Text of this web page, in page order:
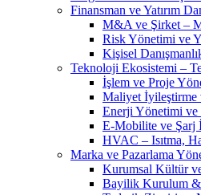
Finansman ve Yatırım
M&A ve Şirket –
Risk Yönetimi ve
Kişisel
Teknoloji Ekosistemi –
İşlem ve Proje
Maliyet İyileştirme
Enerji Yönetimi
E-Mobilite ve Şarj
HVAC – Isıtma,
Marka ve Pazarlama
Kurumsal Kültür
Bayilik Kurulum &